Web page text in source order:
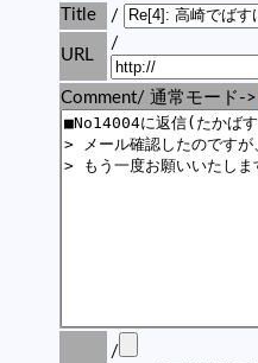
Title
/
URL
/
Comment/ 通常モード->
/